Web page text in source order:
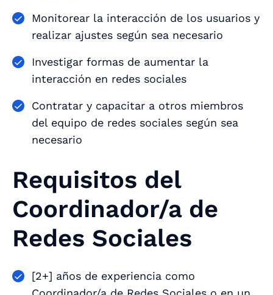
Monitorear la interacción de los usuarios y
realizar ajustes según sea necesario
Investigar formas de aumentar la
interacción en redes sociales
Contratar y capacitar a otros miembros
del equipo de redes sociales según sea
necesario
Requisitos del
Coordinador/a de
Redes Sociales
[2+] años de experiencia como